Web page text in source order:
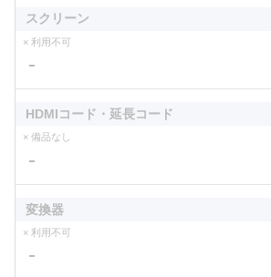
スクリーン
× 利用不可
－
HDMIコード・延長コード
× 備品なし
－
変換器
× 利用不可
－